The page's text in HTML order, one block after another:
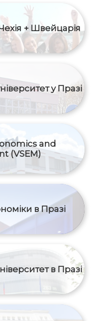
+ Швейцарія
у Празі
and
(VSEM)
в Празі
в Празі